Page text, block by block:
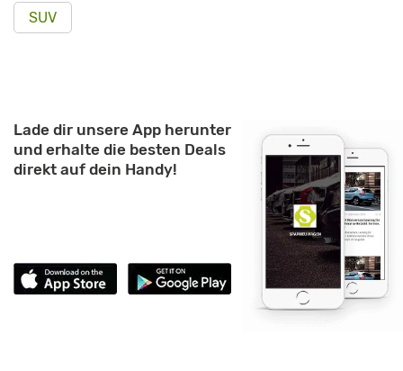
SUV
Lade dir unsere App herunter
und erhalte die besten Deals
direkt auf dein Handy!